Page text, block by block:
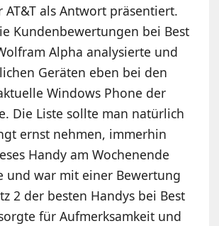
AT&T als Antwort präsentiert.
Kundenbewertungen bei Best
Alpha analysierte und
Geräten eben bei den
Windows Phone der
Die Liste sollte man natürlich
ernst nehmen, immerhin
Handy am Wochenende
und war mit einer Bewertung
2 der besten Handys bei Best
für Aufmerksamkeit und